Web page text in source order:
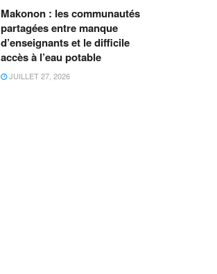
Makonon : les communautés
partagées entre manque
d’enseignants et le difficile
accès à l’eau potable
JUILLET 27, 2026